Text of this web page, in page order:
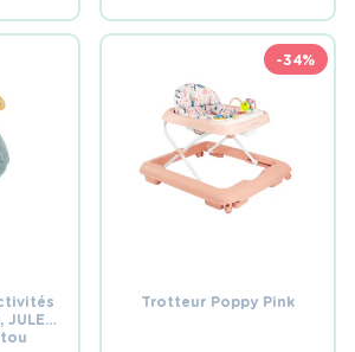
JULES
-34%
Trotteur Poppy Pink